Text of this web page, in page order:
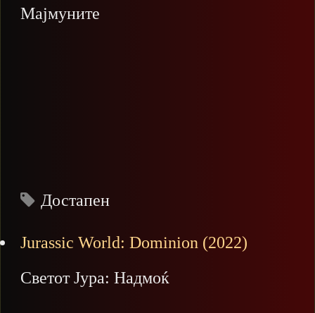
Мајмуните
Достапен
Jurassic World: Dominion (2022)
Светот Јура: Надмоќ